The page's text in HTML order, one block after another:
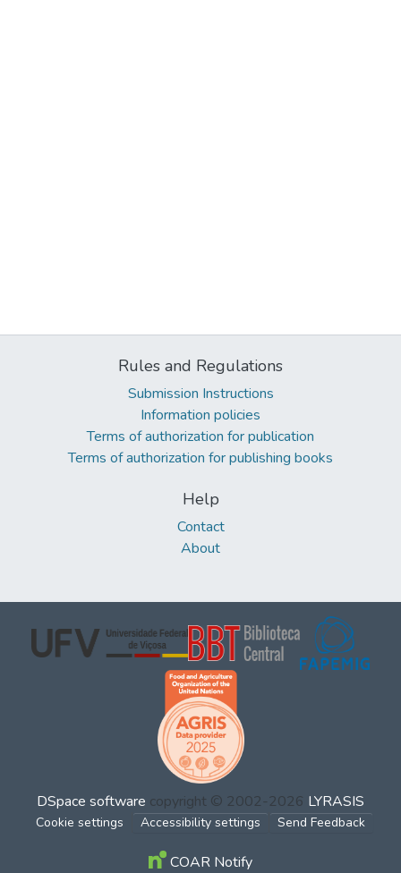
Rules and Regulations
Submission Instructions
Information policies
Terms of authorization for publication
Terms of authorization for publishing books
Help
Contact
About
DSpace software copyright © 2002-2026 LYRASIS
Cookie settings Accessibility settings Send Feedback
COAR Notify